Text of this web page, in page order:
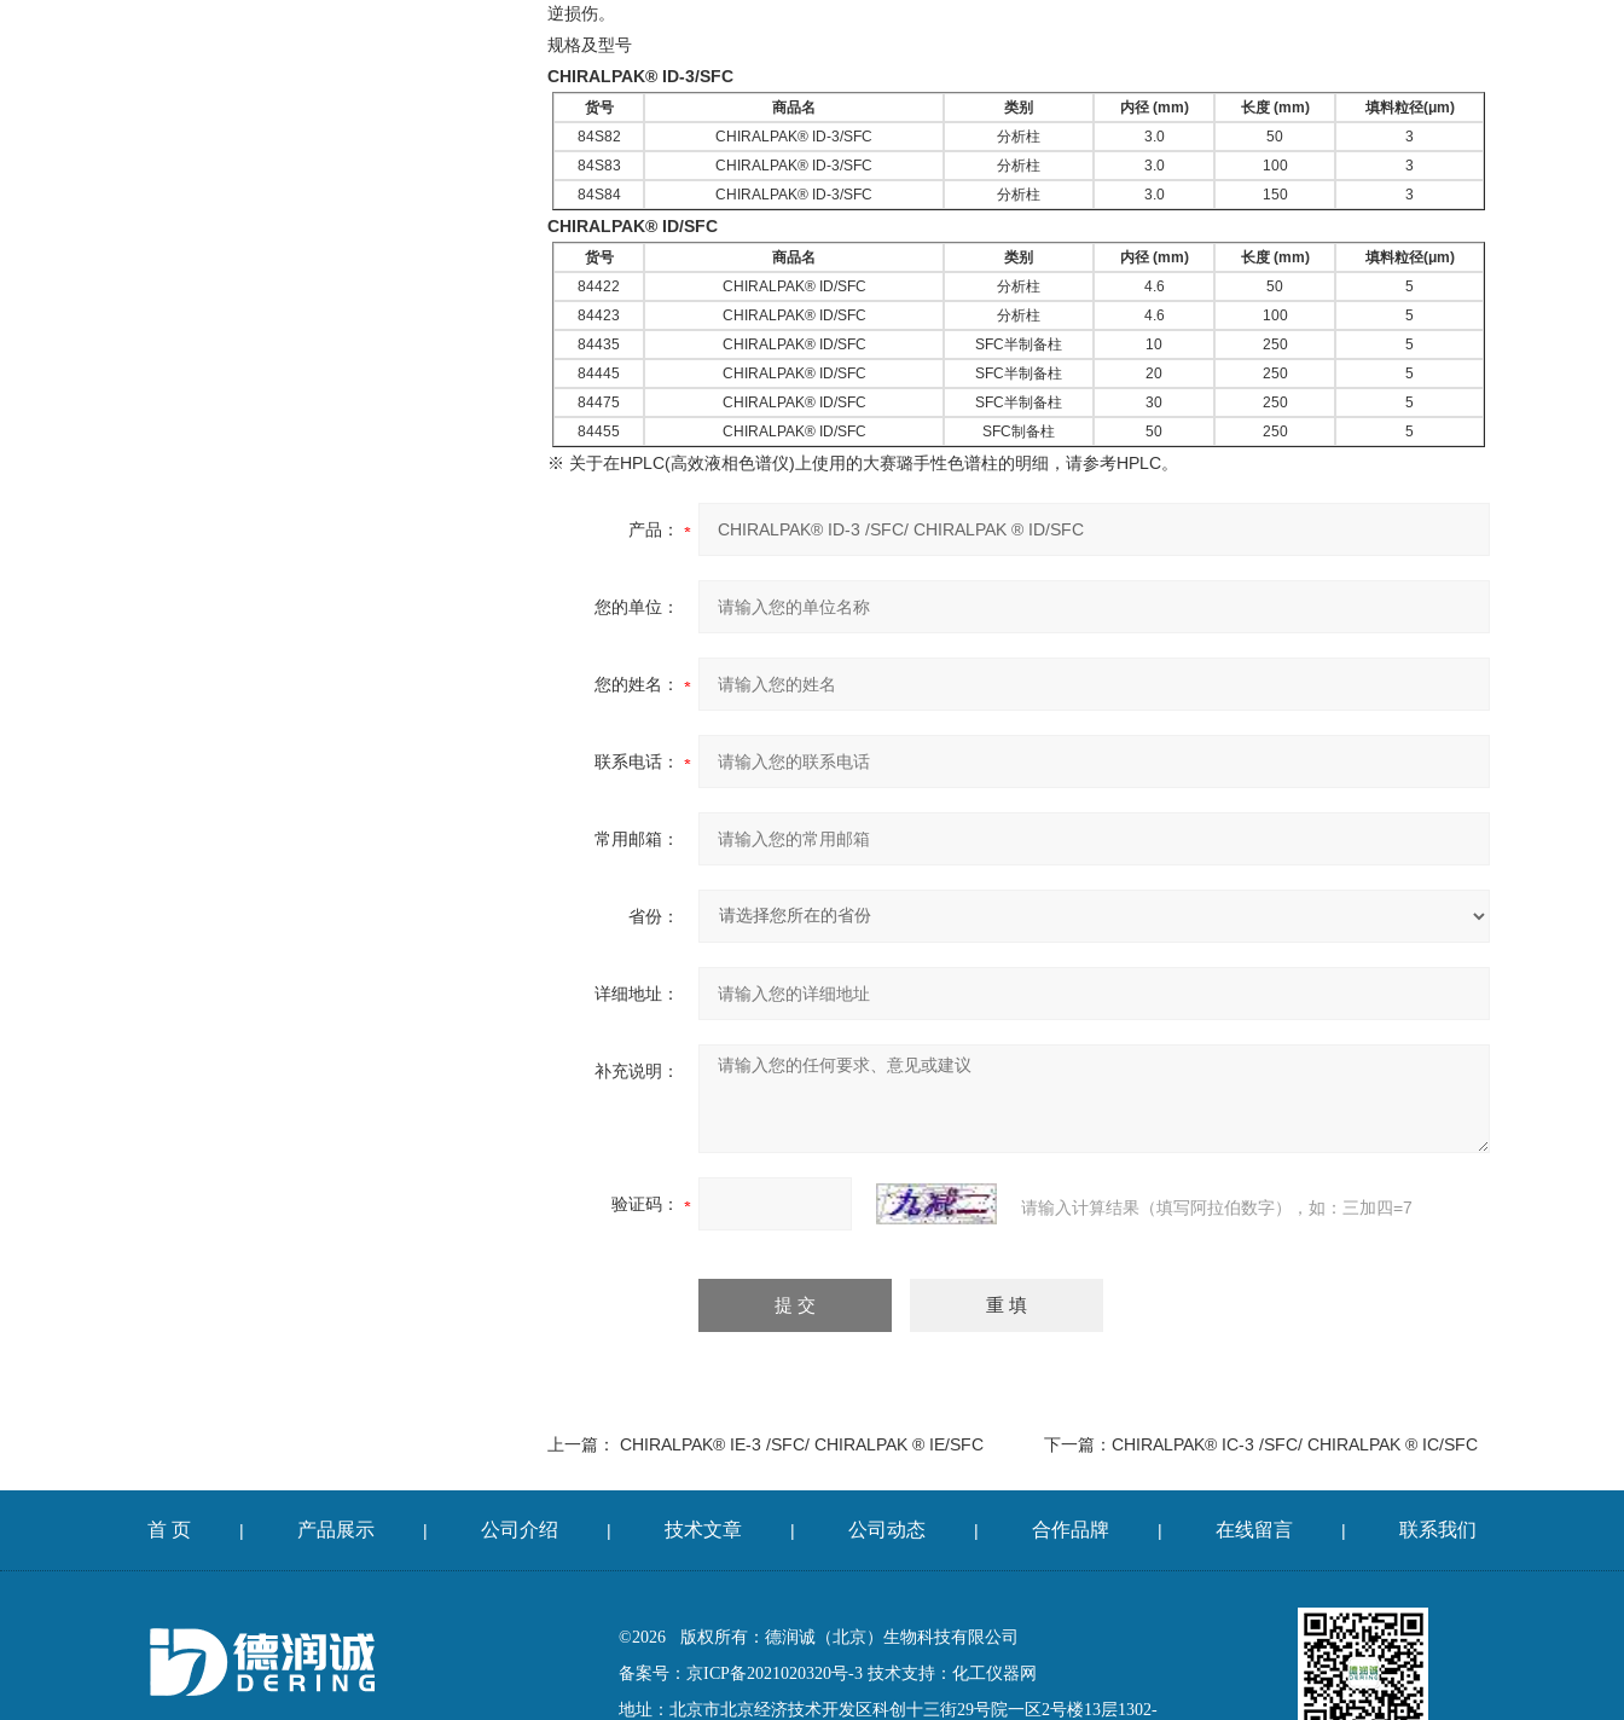
逆损伤。
规格及型号
CHIRALPAK® ID-3/SFC
货号 商品名 类别 内径 (mm) 长度 (mm)
填料粒径(μm)
84S82
CHIRALPAK® ID-3/SFC 分析柱 3.0 50
3
84S83
CHIRALPAK® ID-3/SFC 分析柱 3.0 100
3
84S84
CHIRALPAK® ID-3/SFC 分析柱 3.0 150 3
CHIRALPAK® ID/SFC
货号 商品名 类别 内径 (mm) 长度 (mm)
填料粒径(μm)
84422
CHIRALPAK® ID/SFC 分析柱 4.6 50
5
84423
CHIRALPAK® ID/SFC 分析柱 4.6 100
5
84435
CHIRALPAK® ID/SFC SFC半制备柱 10 250
5
84445
CHIRALPAK® ID/SFC SFC半制备柱 20 250
5
84475
CHIRALPAK® ID/SFC SFC半制备柱 30 250
5
84455
CHIRALPAK® ID/SFC SFC制备柱 50 250 5
※ 关于在HPLC(高效液相色谱仪)上使用的大赛璐手性色谱柱的明细，请参考HPLC。
产品：
您的单位：
您的姓名：
联系电话：
常用邮箱：
省份：
详细地址：
补充说明：
验证码： 请输入计算结果（填写阿拉伯数字），如：三加四=7
上一篇： CHIRALPAK® IE-3 /SFC/ CHIRALPAK ® IE/SFC 下一篇： CHIRALPAK® IC-3 /SFC/ CHIRALPAK ® IC/SFC
首 页 | 产品展示 | 公司介绍 | 技术文章 | 公司动态 | 合作品牌 | 在线留言 | 联系我们
©2026 版权所有：德润诚（北京）生物科技有限公司
备案号：京ICP备2021020320号-3 技术支持： 化工仪器网
地址：北京市北京经济技术开发区科创十三街29号院一区2号楼13层1302-